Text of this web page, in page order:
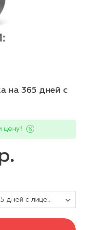
на 365 дней с
цену!
Штрих-М: Кассир 5 Подписка на 365 дней с лицензий на ФР